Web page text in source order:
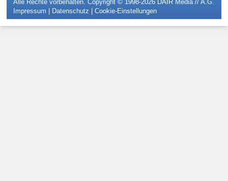
Alle Rechte vorbehalten. Copyright © 1998-2026 DAIR Media // A.G.
Impressum | Datenschutz | Cookie-Einstellungen